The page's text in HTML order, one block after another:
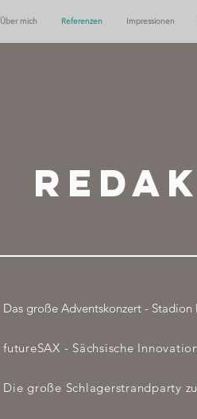
Über mich Referenzen Impressionen
Das große Adventskonzert -
futureSAX - Sächsische
Die große Schlagerstrandparty